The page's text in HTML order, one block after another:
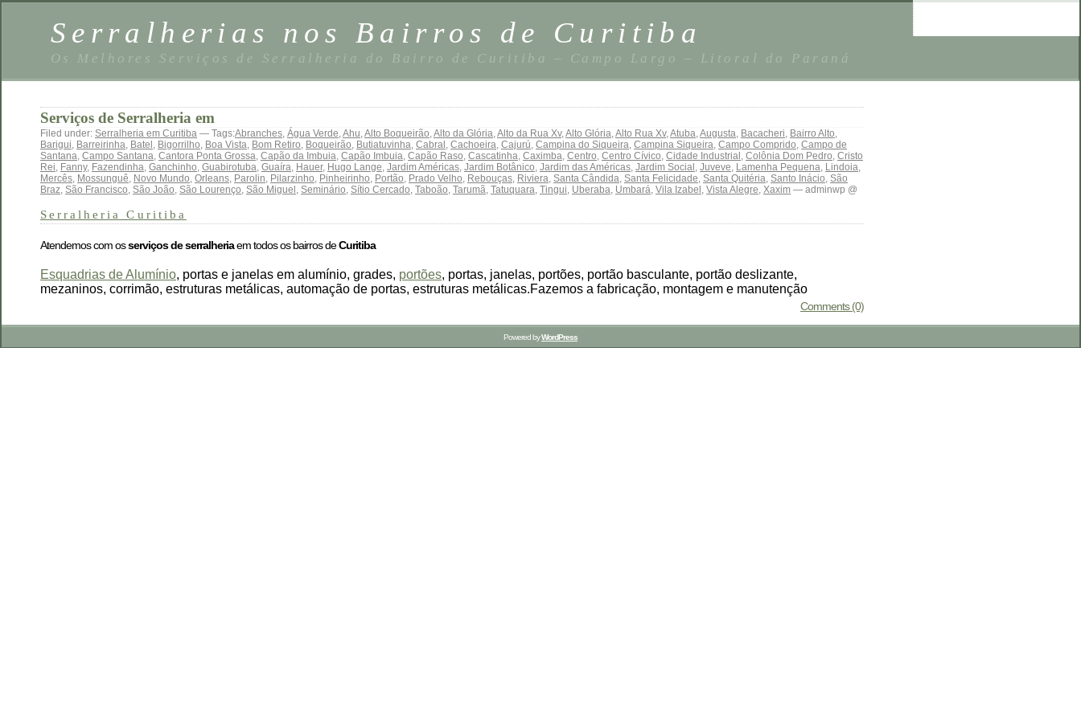
Serralherias nos Bairros de Curitiba
Os Melhores Serviços de Serralheria do Bairro de Curitiba – Campo Largo – Litoral do Paraná
Serviços de Serralheria em
Filed under: Serralheria em Curitiba — Tags:Abranches, Água Verde,Ahu,Alto Boqueirão,Alto da Glória,Alto da Rua Xv,Alto Glória,Alto Rua Xv,Atuba,Augusta, Bacacheri, Bairro Alto,
Barigui, Barreirinha, Batel , Bigorrilho, Boa Vista, Bom Retiro, Boqueirão, Butiatuvinha, Cabral , Cachoeira, Cajurú, Campina do Siqueira, Campina Siqueira, Campo Comprido, Campo de
Santana, Campo Santana, Cantora Ponta Grossa, Capão da Imbuia, Capão Imbuia, Capão Raso, Cascatinha, Caximba, Centro, Centro Cívico, Cidade Industrial , Colônia Dom Pedro, Cristo
Rei, Fanny, Fazendinha, Ganchinho, Guabirotuba, Guaíra, Hauer, Hugo Lange, Jardim Américas, Jardim Botânico, Jardim das Américas, Jardim Social , Juveve, Lamenha Pequena, Lindoia,
Mercês, Mossunguê, Novo Mundo, Orleans, Parolin, Pilarzinho, Pinheirinho, Portão, Prado Velho, Rebouças, Riviera, Santa Cândida, Santa Felicidade, Santa Quitéria, Santo Inácio, São
Braz, São Francisco, São João, São Lourenço, São Miguel , Seminário, Sítio Cercado, Taboão, Tarumã, Tatuquara, Tingui, Uberaba, Umbará, Vila Izabel , Vista Alegre, Xaxim — adminwp @
Serralheria Curitiba
Atendemos com osserviços de serralheriaem todos os bairros deCuritiba
Esquadrias de Alumínio, portas e janelas em alumínio, grades, portões, portas, janelas, portões, portão basculante, portão deslizante,
mezaninos, corrimão, estruturas metálicas, automação de portas, estruturas metálicas.Fazemos a fabricação, montagem e manutenção
Comments (0)
Powered byWordPress